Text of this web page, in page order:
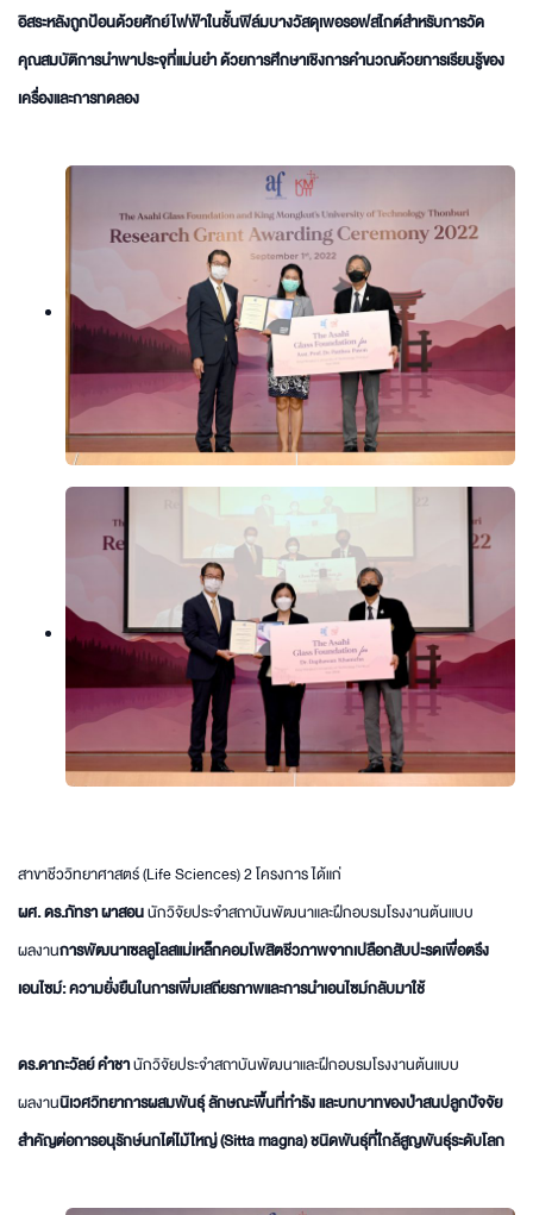
อิสระหลังถูกป้อนด้วยศักย์ไฟฟ้าในชั้นฟิล์มบางวัสดุเพอรอฟสไกต์สำหรับการวัด
คุณสมบัติการนำพาประจุที่แม่นยำ ด้วยการศึกษาเชิงการคำนวณด้วยการเรียนรู้ของ
เครื่องและการทดลอง
สาขาชีววิทยาศาสตร์ (Life Sciences) 2 โครงการ ได้แก่
ผศ. ดร.ภัทรา ผาสอนนักวิจัยประจำสถาบันพัฒนาและฝึกอบรมโรงงานต้นแบบ
ผลงานการพัฒนาเซลลูโลสแม่เหล็กคอมโพสิตชีวภาพจากเปลือกสับปะรดเพื่อตรึง
เอนไซม์: ความยั่งยืนในการเพิ่มเสถียรภาพและการนำเอนไซม์กลับมาใช้
ดร.ดาภะวัลย์ คำชานักวิจัยประจำสถาบันพัฒนาและฝึกอบรมโรงงานต้นแบบ
ผลงานนิเวศวิทยาการผสมพันธุ์ ลักษณะพื้นที่ทำรัง และบทบาทของป่าสนปลูกปัจจัย
สำคัญต่อการอนุรักษ์นกไต่ไม้ใหญ่ (Sitta magna) ชนิดพันธุ์ที่ใกล้สูญพันธุ์ระดับโลก